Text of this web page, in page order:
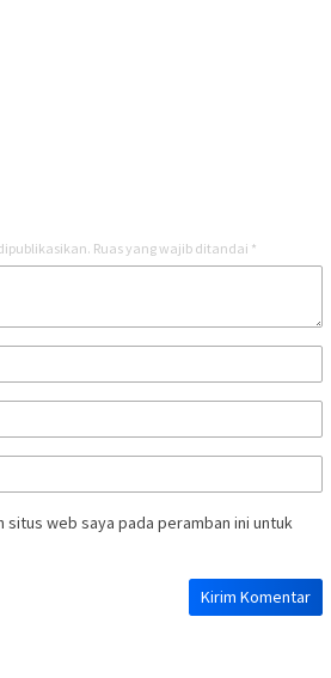
Ruas yang wajib ditandai *
situs web saya pada peramban ini untuk